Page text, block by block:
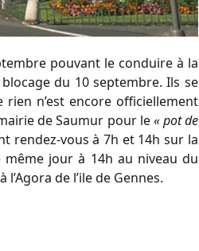
pouvant le conduire à la
du 10 septembre. Ils se
n’est encore officiellement
de Saumur pour le« pot de
rendez-vous à 7h et 14h sur la
même jour à 14h au niveau du
de l’ile de Gennes.